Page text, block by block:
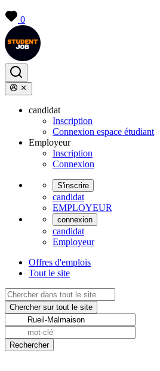
0
candidat
Inscription
Connexion espace étudiant
Employeur
Inscription
Connexion
S'inscrire
candidat
EMPLOYEUR
connexion
candidat
Employeur
Offres d'emplois
Tout le site